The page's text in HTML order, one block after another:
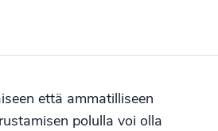
että ammatilliseen
polulla voi olla